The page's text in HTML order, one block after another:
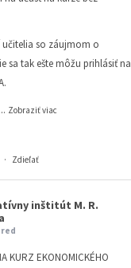
učitelia so záujmom o
sa tak ešte môžu prihlásiť na
... Zobraziť viac
· Zdieľať
inštitút M. R.
KURZ EKONOMICKÉHO